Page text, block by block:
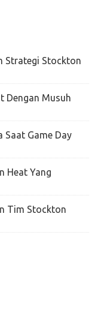
Strategi Stockton
Dengan Musuh
Saat Game Day
Heat Yang
Tim Stockton